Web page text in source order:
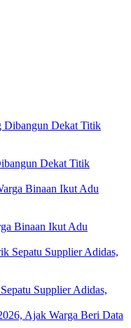
Dekat Titik
Binaan Ikut Adu
Supplier Adidas,